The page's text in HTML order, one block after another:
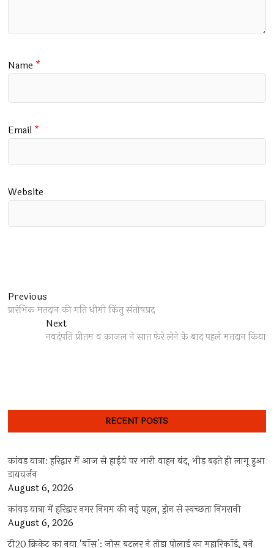
Name *
Email *
Website
Post
navigation
Previous
post:
प्रारंभिक मतदान की गति धीमी किंतु संतोषप्रद
NextNext
post:
नवदंपति प्रीतम व काजल ने सात फेरे लेने के बाद पहले मतदान किया
RECENT POSTS
कांवड़ यात्रा: हरिद्वार में आज से हाईवे पर भारी वाहन बंद, भीड़ बढ़ते ही लागू हुआ
डायवर्जन
August 6, 2026
कांवड़ यात्रा में हरिद्वार नगर निगम की नई पहल, ड्रोन से स्वच्छता निगरानी
August 6, 2026
टी20 क्रिकेट का नया ‘बॉस’: जोस बटलर ने तोड़ा पोलार्ड का महारिकॉर्ड, बने